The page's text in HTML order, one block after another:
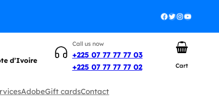
Facebook Twitter InstagramYouTube
d’Ivoire
Call us now
+225 07 77 77 77 03
+225 07 77 77 77 02
Cart
AdobeGift cardsContact